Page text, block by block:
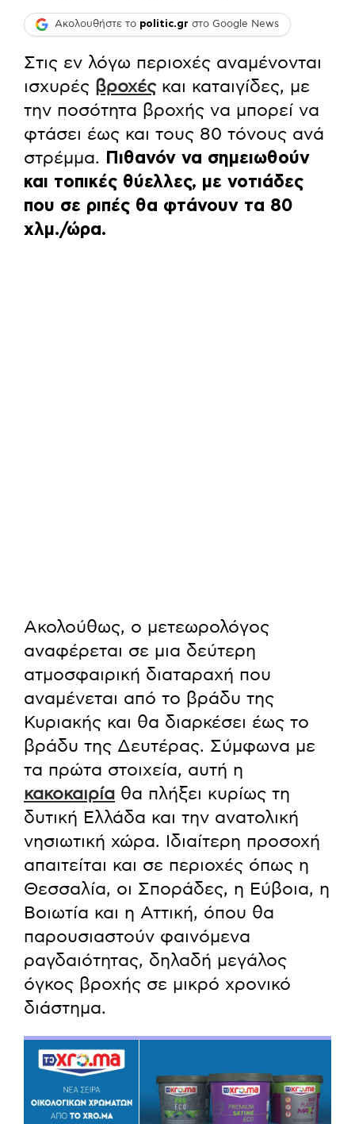
Ακολουθήστε το politic.gr στο Google News
Στις εν λόγω περιοχές αναμένονται
ισχυρές βροχέςκαι καταιγίδες, με
την ποσότητα βροχής να μπορεί να
φτάσει έως και τους 80 τόνους ανά
στρέμμα.
Πιθανόν να σημειωθούν
και τοπικές θύελλες, με νοτιάδες
που σε ριπές θα φτάνουν τα 80
χλμ./ώρα.
Ακολούθως, ο μετεωρολόγος
αναφέρεται σε μια δεύτερη
ατμοσφαιρική διαταραχή που
αναμένεται από το βράδυ της
Κυριακής και θα διαρκέσει έως το
βράδυ της Δευτέρας. Σύμφωνα με
τα πρώτα στοιχεία, αυτή η
κακοκαιρία θα πλήξει κυρίως τη
δυτική Ελλάδα και την ανατολική
νησιωτική χώρα. Ιδιαίτερη προσοχή
απαιτείται και σε περιοχές όπως η
Θεσσαλία, οι Σποράδες, η Εύβοια, η
Βοιωτία και η Αττική, όπου θα
παρουσιαστούν φαινόμενα
ραγδαιότητας, δηλαδή μεγάλος
όγκος βροχής σε μικρό χρονικό
διάστημα.